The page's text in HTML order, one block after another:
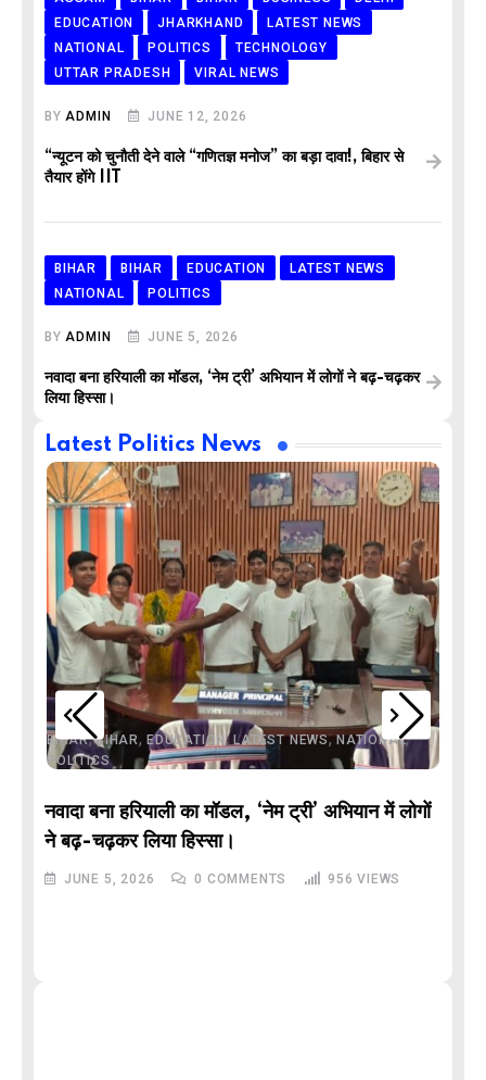
EDUCATION
JHARKHAND
LATEST NEWS
NATIONAL
POLITICS
TECHNOLOGY
UTTAR PRADESH
VIRAL NEWS
BYADMIN JUNE 12, 2026
“न्यूटन को चुनौती देने वाले “गणितज्ञ मनोज” का बड़ा दावा!, बिहार से
तैयार होंगे IIT
BIHAR BIHAR EDUCATION
LATEST NEWS
NATIONAL
POLITICS
BYADMIN JUNE 5, 2026
नवादा बना हरियाली का मॉडल, ‘नेम ट्री’ अभियान में लोगों ने बढ़-चढ़कर
लिया हिस्सा।
Latest Politics News
BIHAR,BIHAR, EDUCATION,LATEST NEWS,NATIONAL,
POLITICS
नवादा बना हरियाली का मॉडल, ‘नेम ट्री’ अभियान में लोगों
ने बढ़-चढ़कर लिया हिस्सा।
JUNE 5, 2026 0 COMMENTS 956 VIEWS